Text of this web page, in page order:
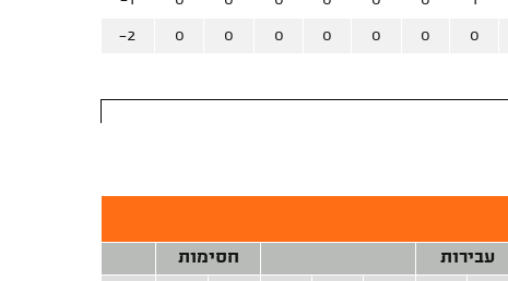
0
0
0
0
0
0
0
-2
עבירות
חסימות